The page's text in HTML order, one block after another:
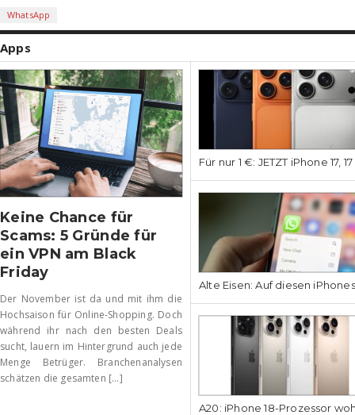
WhatsApp
Apps
Keine Chance für
Scams: 5 Gründe für
ein VPN am Black
Friday
Der November ist da und mit ihm die
Hochsaison für Online-Shopping. Doch
während ihr nach den besten Deals
sucht, lauern im Hintergrund auch jede
Menge Betrüger. Branchenanalysen
schätzen die gesamten [...]
Für nur 1 €: JETZT iPhone 17,
Alte Eisen: Auf diesen
A20: iPhone 18-Prozessor